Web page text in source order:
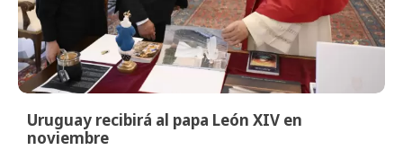
Uruguay recibirá al papa León XIV en
noviembre